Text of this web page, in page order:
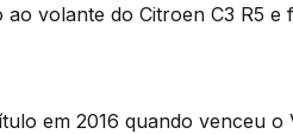
volante do Citroen C3 R5 e
em 2016 quando venceu o